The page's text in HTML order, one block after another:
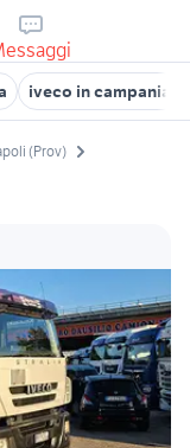
iveco in campania
(Prov)